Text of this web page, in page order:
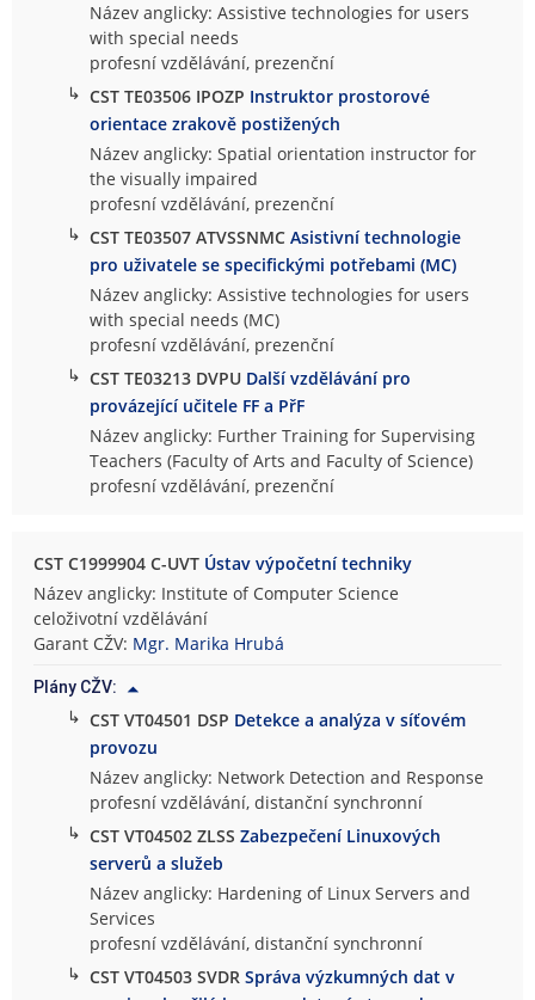
Název anglicky: Assistive technologies for users
with special needs
profesní vzdělávání, prezenční
↳ CST TE03506 IPOZP Instruktor prostorové
orientace zrakově postižených
Název anglicky: Spatial orientation instructor for
the visually impaired
profesní vzdělávání, prezenční
↳ CST TE03507 ATVSSNMCAsistivní technologie
pro uživatele se specifickými potřebami (MC)
Název anglicky: Assistive technologies for users
with special needs (MC)
profesní vzdělávání, prezenční
↳ CST TE03213 DVPU Další vzdělávání pro
provázející učitele FF a PřF
Název anglicky: Further Training for Supervising
Teachers (Faculty of Arts and Faculty of Science)
profesní vzdělávání, prezenční
CST C1999904 C-UVT Ústav výpočetní techniky
Název anglicky: Institute of Computer Science
celoživotní vzdělávání
Garant CŽV: Mgr. Marika Hrubá
Plány CŽV:
↳ CST VT04501 DSP Detekce a analýza v síťovém
provozu
Název anglicky: Network Detection and Response
profesní vzdělávání, distanční synchronní
↳ CST VT04502 ZLSSZabezpečení Linuxových
serverů a služeb
Název anglicky: Hardening of Linux Servers and
Services
profesní vzdělávání, distanční synchronní
↳ CST VT04503 SVDRSpráva výzkumných dat v